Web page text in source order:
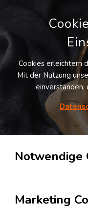
Cookies erleichtern
Mit der Nutzung
einverstanden,
Notwendige
Marketing